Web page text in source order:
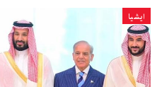
ایشیا